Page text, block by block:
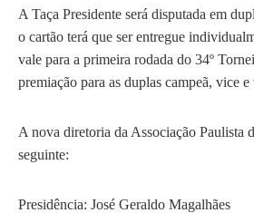
A Taça Presidente será disputada em
o cartão terá que ser entregue
vale para a primeira rodada do 34º
premiação para as duplas campeã, vice
A nova diretoria da Associação Paulista
seguinte:
Presidência: José Geraldo Magalhães